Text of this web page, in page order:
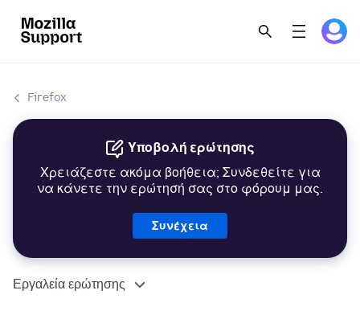
Firefox
Υποβολή ερώτησης
Χρειάζεστε ακόμα βοήθεια; Συνδεθείτε για
να κάνετε την ερώτησή σας στο φόρουμ μας.
Συνέχεια
Εργαλεία ερώτησης